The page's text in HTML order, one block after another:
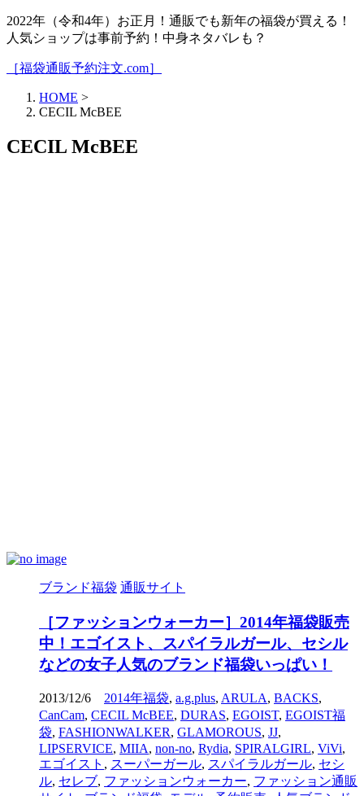
2022年（令和4年）お正月！通販でも新年の福袋が買える！
人気ショップは事前予約！中身ネタバレも？
［福袋通販予約注文.com］
HOME >
CECIL McBEE
CECIL McBEE
ブランド福袋 通販サイト
［ファッションウォーカー］2014年福袋販売
中！エゴイスト、スパイラルガール、セシル
などの女子人気のブランド福袋いっぱい！
2013/12/6 2014年福袋, a.g.plus, ARULA, BACKS,
CanCam, CECIL McBEE, DURAS, EGOIST, EGOIST福
袋, FASHIONWALKER, GLAMOROUS, JJ,
LIPSERVICE, MIIA, non-no, Rydia, SPIRALGIRL, ViVi,
エゴイスト , スーパーガール, スパイラルガール, セシ
ル, セレブ, ファッションウォーカー, ファッション通販